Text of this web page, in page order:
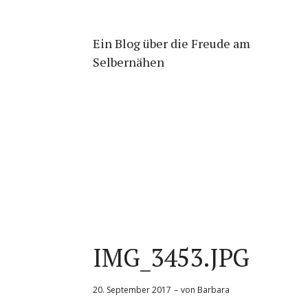
Ein Blog über die Freude am
Selbernähen
IMG_3453.JPG
20. September 2017 von Barbara